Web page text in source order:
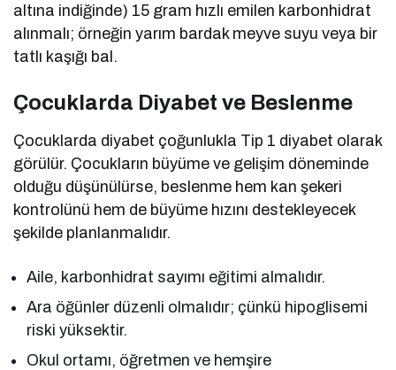
altına indiğinde) 15 gram hızlı emilen karbonhidrat
alınmalı; örneğin yarım bardak meyve suyu veya bir
tatlı kaşığı bal.
Çocuklarda Diyabet ve Beslenme
Çocuklarda diyabet çoğunlukla Tip 1 diyabet olarak
görülür. Çocukların büyüme ve gelişim döneminde
olduğu düşünülürse, beslenme hem kan şekeri
kontrolünü hem de büyüme hızını destekleyecek
şekilde planlanmalıdır.
Aile, karbonhidrat sayımı eğitimi almalıdır.
Ara öğünler düzenli olmalıdır; çünkü hipoglisemi
riski yüksektir.
Okul ortamı, öğretmen ve hemşire